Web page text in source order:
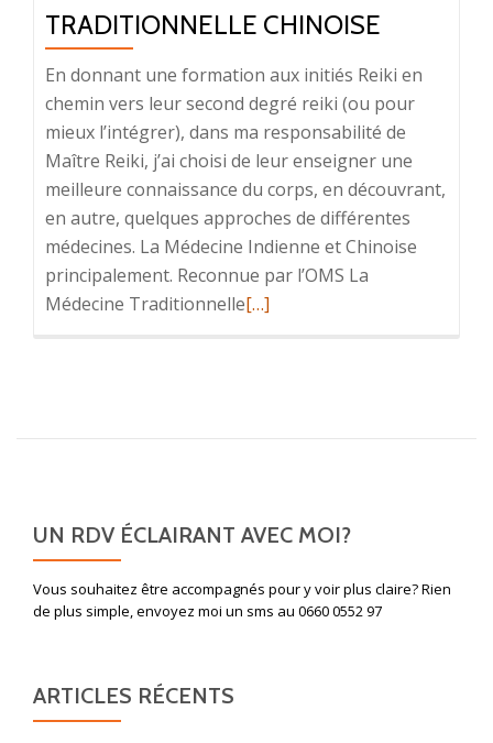
TRADITIONNELLE CHINOISE
En donnant une formation aux initiés Reiki en
chemin vers leur second degré reiki (ou pour
mieux l’intégrer), dans ma responsabilité de
Maître Reiki, j’ai choisi de leur enseigner une
meilleure connaissance du corps, en découvrant,
en autre, quelques approches de différentes
médecines. La Médecine Indienne et Chinoise
principalement. Reconnue par l’OMS La
Médecine TraditionnelleEn
Médecine
[…]
UN RDV ÉCLAIRANT AVEC MOI?
Vous souhaitez être accompagnés pour y voir plus claire? Rien
de plus simple, envoyez moi un sms au 0660 0552 97
ARTICLES RÉCENTS